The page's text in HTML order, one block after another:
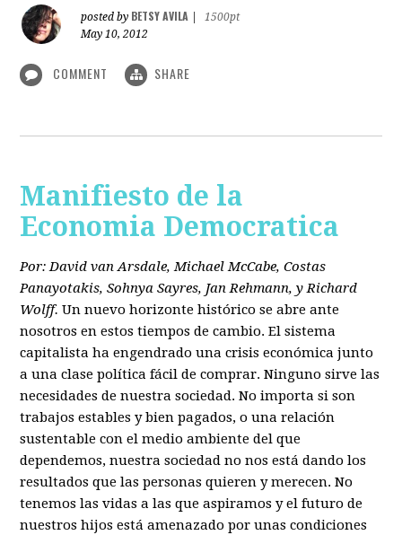
posted by BETSY AVILA
1500pt
May 10, 2012
COMMENT SHARE
Manifiesto de la
Economia Democratica
Por: David van Arsdale, Michael McCabe, Costas
Panayotakis, Sohnya Sayres, Jan Rehmann, y Richard
Wolff. Un nuevo horizonte histórico se abre ante
nosotros en estos tiempos de cambio. El sistema
capitalista ha engendrado una crisis económica junto
a una clase política fácil de comprar. Ninguno sirve las
necesidades de nuestra sociedad. No importa si son
trabajos estables y bien pagados, o una relación
sustentable con el medio ambiente del que
dependemos, nuestra sociedad no nos está dando los
resultados que las personas quieren y merecen. No
tenemos las vidas a las que aspiramos y el futuro de
nuestros hijos está amenazado por unas condiciones